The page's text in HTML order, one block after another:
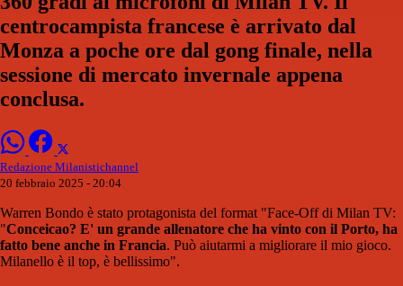
centrocampista francese è arrivato dal
Monza a poche ore dal gong finale, nella
sessione di mercato invernale appena
conclusa.
Redazione Milanistichannel
20 febbraio 2025 - 20:04
Warren Bondo è stato protagonista del format "Face-Off di Milan TV:
"Conceicao? E' un grande allenatore che ha vinto con il Porto, ha
fatto bene anche in Francia. Può aiutarmi a migliorare il mio gioco.
Milanello è il top, è bellissimo".